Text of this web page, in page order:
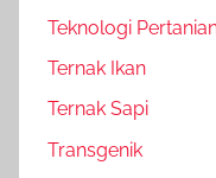
Teknologi
Ternak Ikan
Ternak Sapi
Transgenik